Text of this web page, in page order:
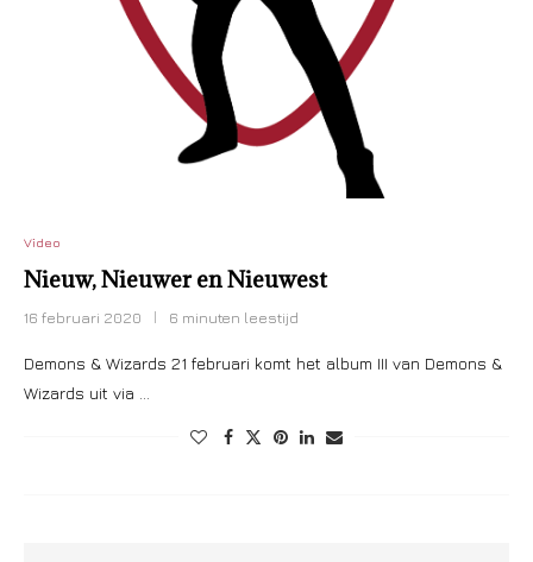
Video
Nieuw, Nieuwer en Nieuwest
16 februari 2020 6 minuten leestijd
Demons & Wizards 21 februari komt het album III van Demons &
Wizards uit via …